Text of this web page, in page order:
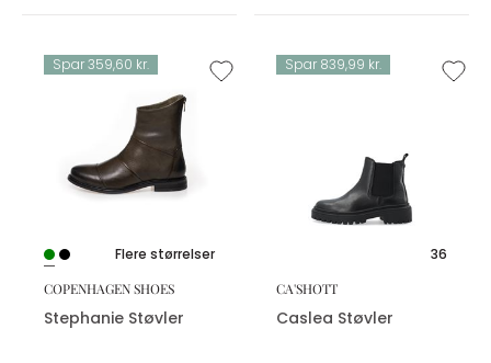
Spar 359,60 kr.
Flere størrelser
COPENHAGEN SHOES
Stephanie Støvler
Spar 839,99 kr.
36
CA'SHOTT
Caslea Støvler